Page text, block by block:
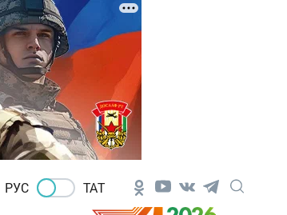
РУС ТАТ